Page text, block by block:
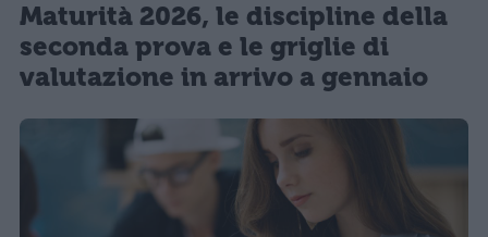
Maturità 2026, le discipline della
seconda prova e le griglie di
valutazione in arrivo a gennaio